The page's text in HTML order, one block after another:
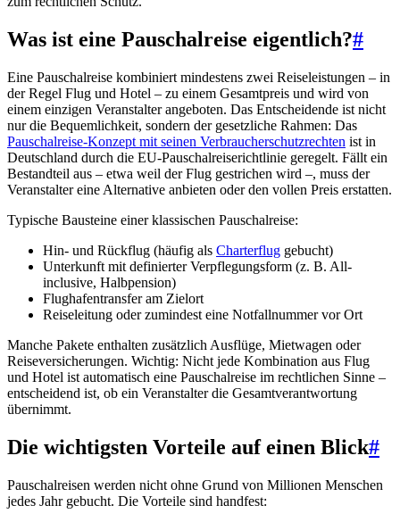
Was ist eine Pauschalreise eigentlich?#
Eine Pauschalreise kombiniert mindestens zwei Reiseleistungen – in
der Regel Flug und Hotel – zu einem Gesamtpreis und wird von
einem einzigen Veranstalter angeboten. Das Entscheidende ist nicht
nur die Bequemlichkeit, sondern der gesetzliche Rahmen: Das
Pauschalreise-Konzept mit seinen Verbraucherschutzrechten ist in
Deutschland durch die EU-Pauschalreiserichtlinie geregelt. Fällt ein
Bestandteil aus – etwa weil der Flug gestrichen wird –, muss der
Veranstalter eine Alternative anbieten oder den vollen Preis erstatten.
Typische Bausteine einer klassischen Pauschalreise:
Hin- und Rückflug (häufig als Charterflug gebucht)
Unterkunft mit definierter Verpflegungsform (z. B. All-
inclusive, Halbpension)
Flughafentransfer am Zielort
Reiseleitung oder zumindest eine Notfallnummer vor Ort
Manche Pakete enthalten zusätzlich Ausflüge, Mietwagen oder
Reiseversicherungen. Wichtig: Nicht jede Kombination aus Flug
und Hotel ist automatisch eine Pauschalreise im rechtlichen Sinne –
entscheidend ist, ob ein Veranstalter die Gesamtverantwortung
übernimmt.
Die wichtigsten Vorteile auf einen Blick#
Pauschalreisen werden nicht ohne Grund von Millionen Menschen
jedes Jahr gebucht. Die Vorteile sind handfest: